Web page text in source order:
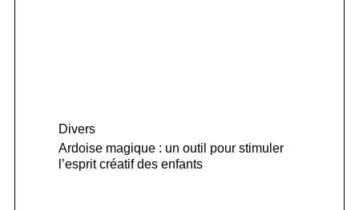
Divers
Ardoise magique : un outil pour stimuler
l’esprit créatif des enfants